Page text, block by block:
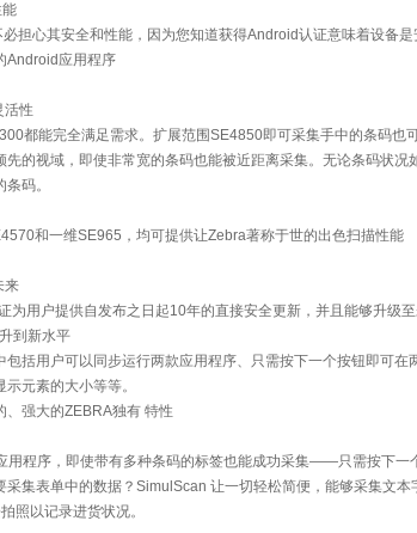
担心其安全和性能，因为您知道获得Android认证意味着设备
Android应用程序
活性
都能完全满足需求。扩展范围SE4850即可采集手中的条码也
先的视域，即使非常宽的条码也能被近距离采集。无论条码状
码。
和一维SE965，均可提供让Zebra著称于世的出色扫描性能
来
用户提供自发布之日起10年的直接安全更新，并且能够升级至
到新水平
括用户可以同步运行两款应用程序、只需按下一个按钮即可在
元素的大小等等。
、强大的ZEBRA独有 特性
程序，即使带有多种条码的标签也能成功采集——只需按下一
集表单中的数据？SimulScan 让一切轻松简便，能够采集文本
照以记录进货状况。